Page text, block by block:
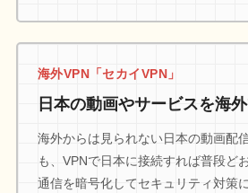
海外VPN「セカイVPN」
日本の動画やサービスを海
海外からは見られない日本の動画配
も、VPNで日本に接続すれば普段ど
通信を暗号化してセキュリティ対策